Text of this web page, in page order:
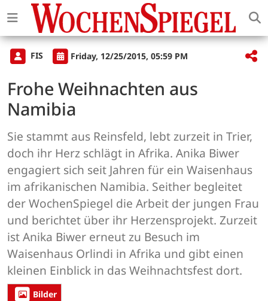
FIS Friday, 12/25/2015, 05:59 PM
Frohe Weihnachten aus
Namibia
Sie stammt aus Reinsfeld, lebt zurzeit in Trier,
doch ihr Herz schlägt in Afrika. Anika Biwer
engagiert sich seit Jahren für ein Waisenhaus
im afrikanischen Namibia. Seither begleitet
der WochenSpiegel die Arbeit der jungen Frau
und berichtet über ihr Herzensprojekt. Zurzeit
ist Anika Biwer erneut zu Besuch im
Waisenhaus Orlindi in Afrika und gibt einen
kleinen Einblick in das Weihnachtsfest dort.
Bilder